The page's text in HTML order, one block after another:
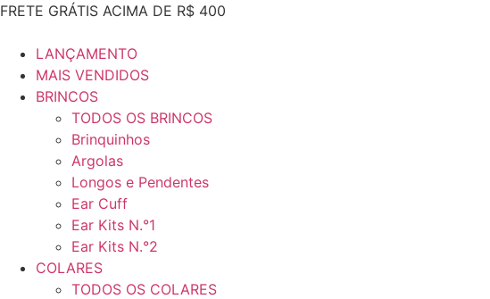
Ir
conteúdo
FRETE GRÁTIS ACIMA DE R$ 400
LANÇAMENTO
MAIS VENDIDOS
BRINCOS
TODOS OS BRINCOS
Brinquinhos
Argolas
Longos e Pendentes
Ear Cuff
Ear Kits N.°1
Ear Kits N.°2
COLARES
TODOS OS COLARES